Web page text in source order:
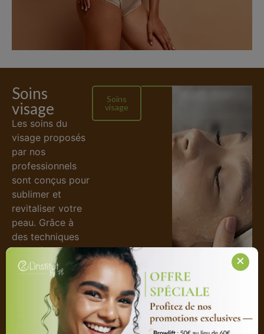
Soins
visage
Les soins du
visage proposés
par nos
professionnels
sont conçus pour
sublimer et
revitaliser votre
peau. Grâce à
des techniques
avancées et des
produits de
qualité, nos
professionnels
adaptent chaque
soin aux besoins
Soins
visage
×